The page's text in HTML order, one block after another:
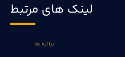
لینک های مرتبط
بیانیه ها